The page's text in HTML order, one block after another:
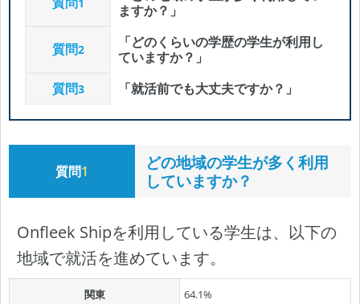
ますか？」
質問2
「どのくらいの学歴の学生が利用し
ていますか？」
質問3 「就活前でも大丈夫ですか？」
質問1
どの地域の学生が多く利用
していますか？
Onfleek Shipを利用している学生は、以下の
地域で就活を進めています。
関東 64.1%